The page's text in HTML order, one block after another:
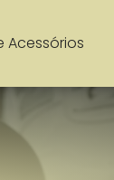
Acessórios